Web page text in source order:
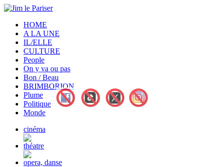
HOME
A LA UNE
IL/ELLE
CULTURE
People
On y va ou pas
Bon / Beau
BRIMBORION
Plume
Politique
Monde
cinéma
théatre
opera, danse